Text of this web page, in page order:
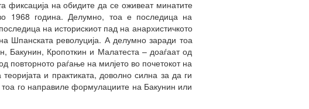
фиксација на обидите да се оживеат минатите
1968 година. Делумно, тоа е последица на
на историскиот пад на анархистичкото
Шпанската револуција. А делумно заради тоа
Бакунин, Кропоткин и Малатеста – доаѓаат од
повторното раѓање на милјето во почетокот на
и практиката, доволно силна за да ги
го направиле формулациите на Бакунин или